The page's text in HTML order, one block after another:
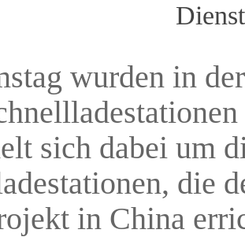
wurden in
sich dabei um
die
in China